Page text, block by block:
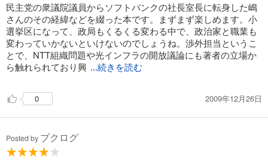
民主党の衆議院議員からソフトバンクの社長室長に転身した嶋
さんのその経緯などを綴った本です。まずまず楽しめます。小
選挙区になって、政局もくるくる変わる中で、政治家と職業も
変わっていかないといけないのでしょうね。渉外担当というこ
とで、NTT組織問題や光インフラの開放議論にも著者の立場か
ら触れられており興 ...続きを読む
0 2009年12月26日
Posted by ブクログ